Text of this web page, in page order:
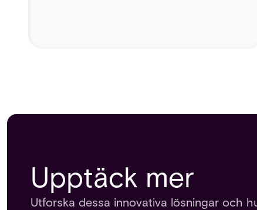
Upptäck mer
Utforska dessa innovativa lösningar och